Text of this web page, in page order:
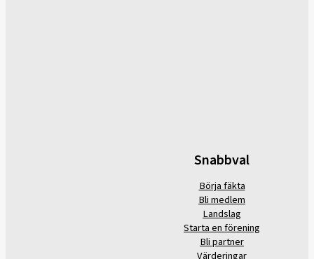
Snabbval
Börja fäkta
Bli medlem
Landslag
Starta en förening
Bli partner
Värderingar